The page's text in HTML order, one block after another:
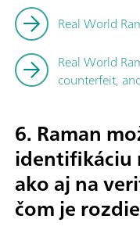
Real World
Real World
counterfeit,
6. Raman
identifikáciu
ako aj na
čom je